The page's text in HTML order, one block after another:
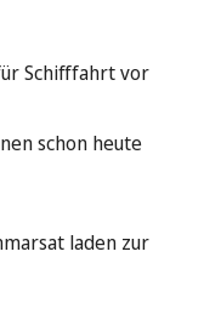
Schifffahrt vor
schon heute
laden zur